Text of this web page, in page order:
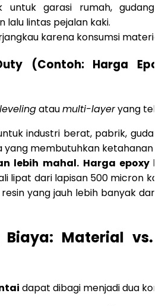
untuk garasi rumah,
lalu lintas pejalan kaki.
karena konsumsi
(Contoh: Harga
ataumulti-layeryang
industri berat, pabrik,
yang membutuhkan ketahanan
lebih mahal. Harga epoxy
lipat dari lapisan 500 micron
yang jauh lebih banyak
Biaya: Material
dapat dibagi menjadi dua